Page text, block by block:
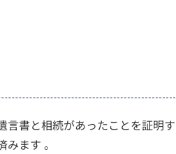
言書と相続があったことを証明す
ます 。